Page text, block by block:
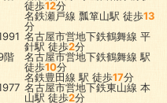
徒歩12分
名鉄瀬戸線 瓢箪山駅 徒歩13
分
階
名古屋市営地下鉄鶴舞線 平
針駅 徒歩2分
名古屋市営地下鉄鶴舞線 駅
徒歩10分
名鉄豊田線 駅 徒歩17分
名古屋市営地下鉄東山線 本
山駅 徒歩2分